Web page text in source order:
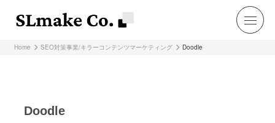
Home SEO対策事業/キラーコンテンツマーケティング Doodle
Doodle